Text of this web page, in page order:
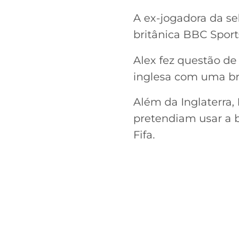
A ex-jogadora da
britânica BBC
Alex fez questão
inglesa com uma
Além da Inglaterra,
pretendiam usar a
Fifa.